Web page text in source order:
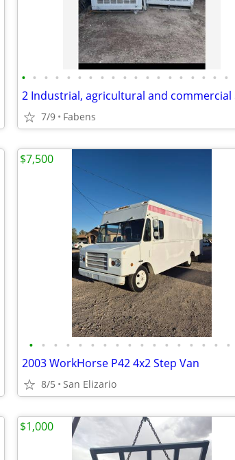
• • • • • • • • • • • • • • • • • • •
7/9 Fabens
• • • • • • • • • • • • • • • • •
2003 WorkHorse P42 4x2 Step Van
8/5 San Elizario
$7,500
$1,000